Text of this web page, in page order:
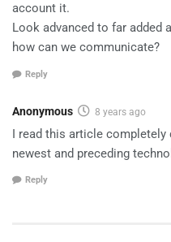
account it.
Look advanced to far added
how can we communicate?
Reply
Anonymous 8 years ago
I read this article
newest and preceding
Reply